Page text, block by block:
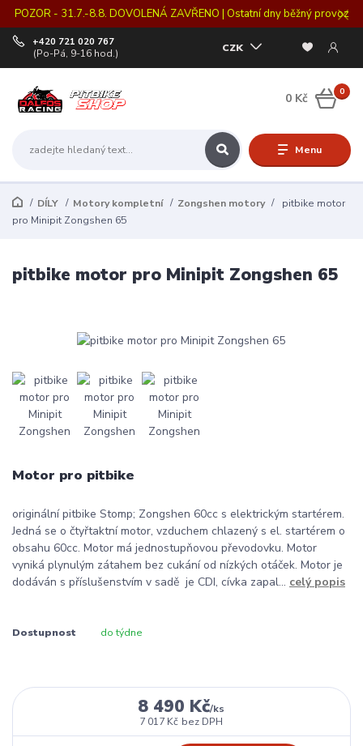
POZOR - 31.7.-8.8. DOVOLENÁ ZAVŘENO | Ostatní dny běžný provoz
Menu
CZK
+420 721 020 767
(Po-Pá, 9-16 hod.)
0
0 Kč
DÍLY Motory kompletní Zongshen motory
pitbike motor
pro Minipit Zongshen 65
pitbike motor pro Minipit Zongshen 65
Motor pro pitbike
originální pitbike Stomp; Zongshen 60cc s elektrickým startérem.
Jedná se o čtyřtaktní motor, vzduchem chlazený s el. startérem o
obsahu 60cc. Motor má jednostupňovou převodovku. Motor
vyniká plynulým zátahem bez cukání od nízkých otáček. Motor je
dodáván s příslušenstvím v sadě je CDI, cívka zapal... celý popis
Dostupnost do týdne
8 490 Kč/ks
7 017 Kč bez DPH